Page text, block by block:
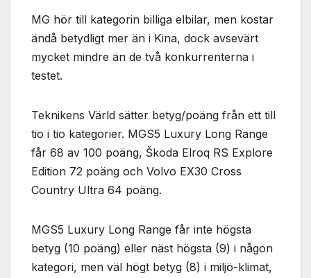
MG hör till kategorin billiga elbilar, men kostar
ändå betydligt mer än i Kina, dock avsevärt
mycket mindre än de två konkurrenterna i
testet.
Teknikens Värld sätter betyg/poäng från ett till
tio i tio kategorier. MGS5 Luxury Long Range
får 68 av 100 poäng, Škoda Elroq RS Explore
Edition 72 poäng och Volvo EX30 Cross
Country Ultra 64 poäng.
MGS5 Luxury Long Range får inte högsta
betyg (10 poäng) eller näst högsta (9) i någon
kategori, men väl högt betyg (8) i miljö-klimat,